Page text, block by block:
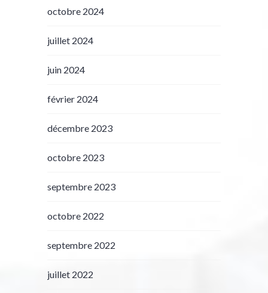
octobre 2024
juillet 2024
juin 2024
février 2024
décembre 2023
octobre 2023
septembre 2023
octobre 2022
septembre 2022
juillet 2022